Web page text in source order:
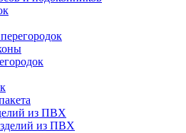
из ПВХ
из ПВХ